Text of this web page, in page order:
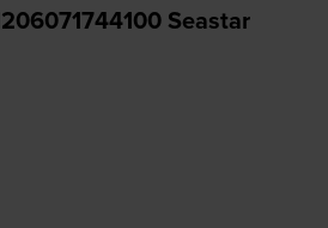
Seastar